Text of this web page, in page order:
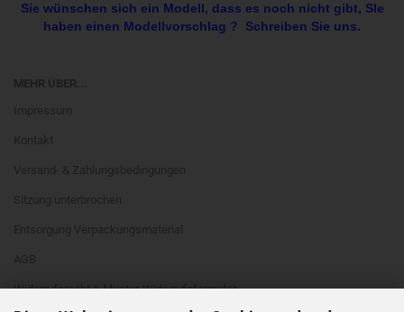
Sie wünschen sich ein Modell, dass es noch nicht gibt, SIe
haben einen Modellvorschlag ? Schreiben Sie uns.
Widerrufsrecht & Muster-Widerrufsformular